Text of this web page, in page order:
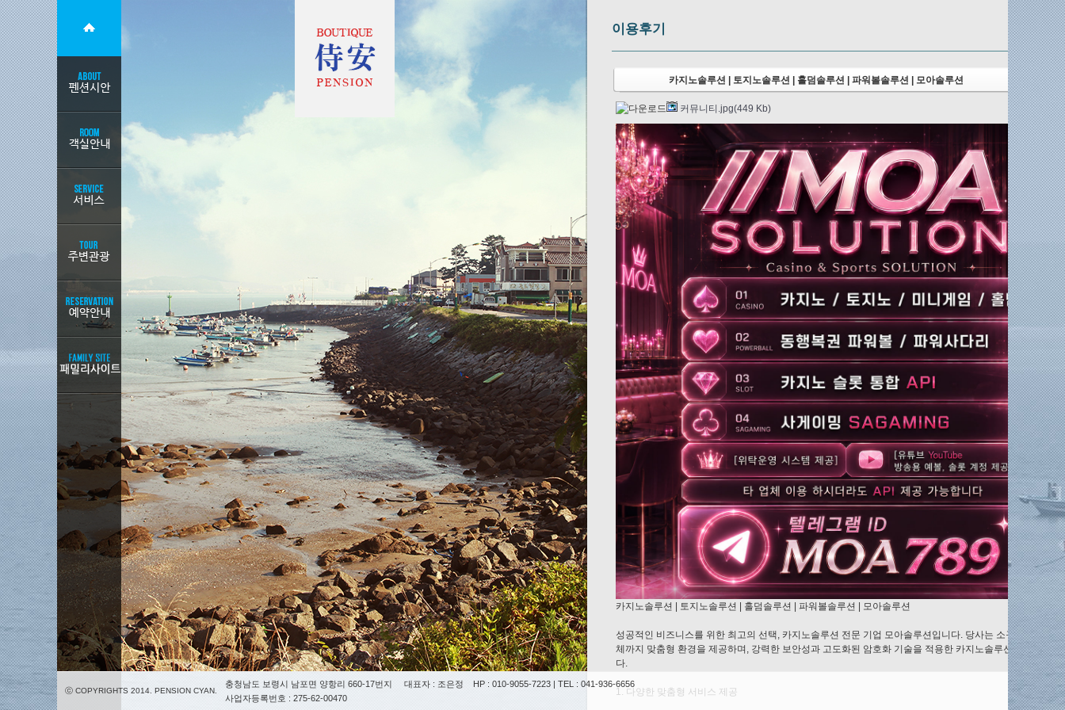
이용후기
카지노솔루션 | 토지노솔루션 | 홀덤솔루션 | 파워볼솔루션 | 모아솔루션
커뮤니티.jpg(449 Kb)
카지노솔루션 | 토지노솔루션 | 홀덤솔루션 | 파워볼솔루션 | 모아솔루션
성공적인 비즈니스를 위한 최고의 선택, 카지노솔루션 전문 기업 모아솔루션입니다. 당사는 소규모부터 대
체까지 맞춤형 환경을 제공하며, 강력한 보안성과 고도화된 암호화 기술을 적용한 카지노솔루션을 구축해
다.
1. 다양한 맞춤형 서비스 제공
ⓒ COPYRIGHTS 2014. PENSION CYAN.
충청남도 보령시 남포면 양항리 660-17번지 대표자 : 조은정
HP : 010-9055-7223 | TEL : 041-936-6656
사업자등록번호 : 275-62-00470